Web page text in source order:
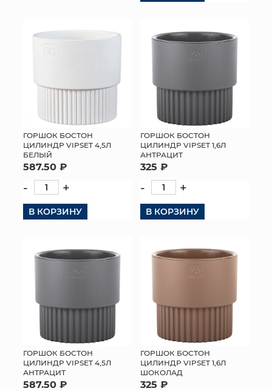
ГОРШОК БОСТОН
ЦИЛИНДР VIPSET 4,5Л
БЕЛЫЙ
587.50 ₽
- +
В КОРЗИНУ
ГОРШОК БОСТОН
ЦИЛИНДР VIPSET 1,6Л
АНТРАЦИТ
325 ₽
- +
В КОРЗИНУ
ГОРШОК БОСТОН
ЦИЛИНДР VIPSET 4,5Л
АНТРАЦИТ
587.50 ₽
ГОРШОК БОСТОН
ЦИЛИНДР VIPSET 1,6Л
ШОКОЛАД
325 ₽